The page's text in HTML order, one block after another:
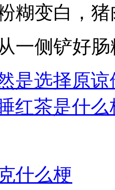
糊变白，
一侧铲好
是选择原
红茶是什么
什么梗